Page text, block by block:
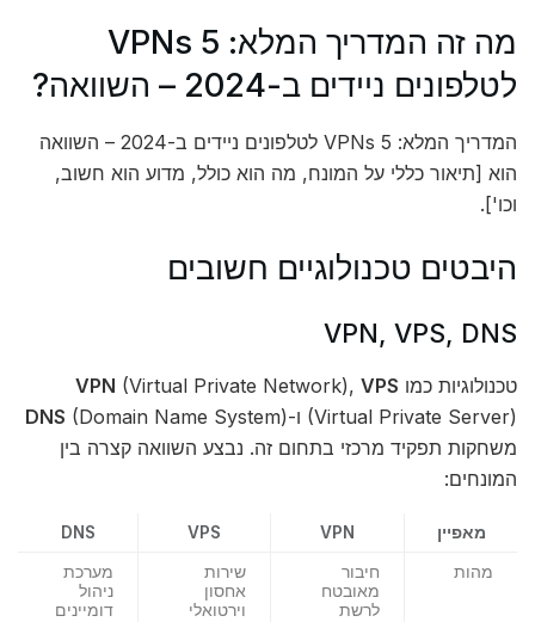
מה זה המדריך המלא: 5 VPNs
לטלפונים ניידים ב-2024 – השוואה?
המדריך המלא: 5 VPNs לטלפונים ניידים ב-2024 – השוואה
הוא [תיאור כללי על המונח, מה הוא כולל, מדוע הוא חשוב,
וכו'].
היבטים טכנולוגיים חשובים
VPN, VPS, DNS
טכנולוגיות כמו VPN (Virtual Private Network), VPS
(Virtual Private Server) ו-
DNS (Domain Name System)
משחקות תפקיד מרכזי בתחום זה. נבצע השוואה קצרה בין
המונחים:
מאפיין VPN
VPS
DNS
מהות
חיבור
מאובטח
לרשת
שירות
אחסון
וירטואלי
מערכת
ניהול
דומיינים